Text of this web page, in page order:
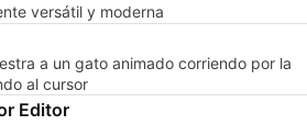
versátil y moderna
a un gato animado corriendo por la
al cursor
Editor